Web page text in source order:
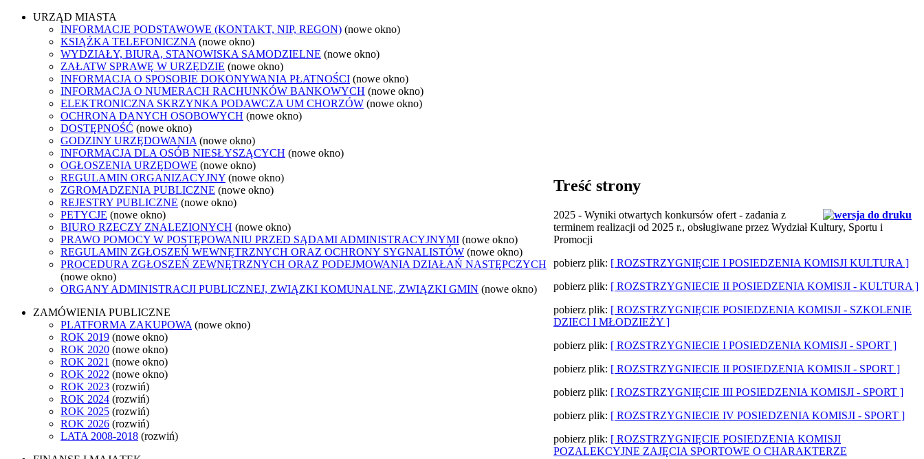
URZĄD MIASTA
INFORMACJE PODSTAWOWE (KONTAKT, NIP, REGON) (nowe okno)
KSIĄŻKA TELEFONICZNA (nowe okno)
WYDZIAŁY, BIURA, STANOWISKA SAMODZIELNE (nowe okno)
ZAŁATW SPRAWĘ W URZĘDZIE (nowe okno)
INFORMACJA O SPOSOBIE DOKONYWANIA PŁATNOŚCI (nowe okno)
INFORMACJA O NUMERACH RACHUNKÓW BANKOWYCH (nowe okno)
ELEKTRONICZNA SKRZYNKA PODAWCZA UM CHORZÓW (nowe okno)
OCHRONA DANYCH OSOBOWYCH (nowe okno)
DOSTĘPNOŚĆ (nowe okno)
GODZINY URZĘDOWANIA (nowe okno)
INFORMACJA DLA OSÓB NIESŁYSZĄCYCH (nowe okno)
OGŁOSZENIA URZĘDOWE (nowe okno)
REGULAMIN ORGANIZACYJNY (nowe okno)
ZGROMADZENIA PUBLICZNE (nowe okno)
REJESTRY PUBLICZNE (nowe okno)
PETYCJE (nowe okno)
BIURO RZECZY ZNALEZIONYCH (nowe okno)
PRAWO POMOCY W POSTĘPOWANIU PRZED SĄDAMI ADMINISTRACYJNYMI (nowe okno)
REGULAMIN ZGŁOSZEŃ WEWNĘTRZNYCH ORAZ OCHRONY SYGNALISTÓW (nowe okno)
PROCEDURA ZGŁOSZEŃ ZEWNĘTRZNYCH ORAZ PODEJMOWANIA DZIAŁAŃ NASTĘPCZYCH
(nowe okno)
ORGANY ADMINISTRACJI PUBLICZNEJ, ZWIĄZKI KOMUNALNE, ZWIĄZKI GMIN (nowe okno)
ZAMÓWIENIA PUBLICZNE
PLATFORMA ZAKUPOWA (nowe okno)
ROK 2019 (nowe okno)
ROK 2020 (nowe okno)
ROK 2021 (nowe okno)
ROK 2022 (nowe okno)
ROK 2023 (rozwiń)
ROK 2024 (rozwiń)
ROK 2025 (rozwiń)
ROK 2026 (rozwiń)
LATA 2008-2018 (rozwiń)
Treść strony
2025 - Wyniki otwartych konkursów ofert - zadania z
terminem realizacji od 2025 r., obsługiwane przez Wydział Kultury, Sportu i
Promocji
pobierz plik: [ ROZSTRZYGNIĘCIE I POSIEDZENIA KOMISJI KULTURA ]
pobierz plik: [ ROZSTRZYGNIECIE II POSIEDZENIA KOMISJI - KULTURA ]
pobierz plik: [ ROZSTRZYGNIĘCIE POSIEDZENIA KOMISJI - SZKOLENIE
DZIECI I MŁODZIEŻY ]
pobierz plik: [ ROZSTRZYGNIECIE I POSIEDZENIA KOMISJI - SPORT ]
pobierz plik: [ ROZSTRZYGNIECIE II POSIEDZENIA KOMISJI - SPORT ]
pobierz plik: [ ROZSTRZYGNIĘCIE III POSIEDZENIA KOMISJI - SPORT ]
pobierz plik: [ ROZSTRZYGNIECIE IV POSIEDZENIA KOMISJI - SPORT ]
pobierz plik: [ ROZSTRZYGNIĘCIE POSIEDZENIA KOMISJI
POZALEKCYJNE ZAJĘCIA SPORTOWE O CHARAKTERZE